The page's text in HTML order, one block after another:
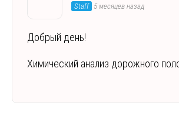
Staff 5 месяцев назад
Добрый день!
Химический анализ дорожного